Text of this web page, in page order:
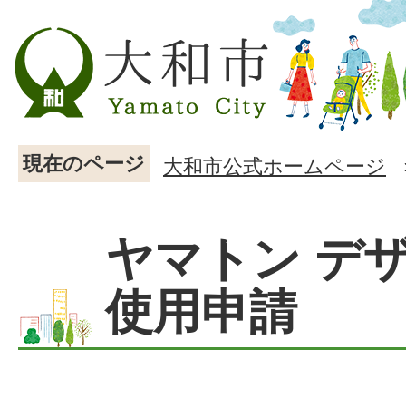
現在のページ 大和市公式ホームページ
ヤマトン デ
使用申請